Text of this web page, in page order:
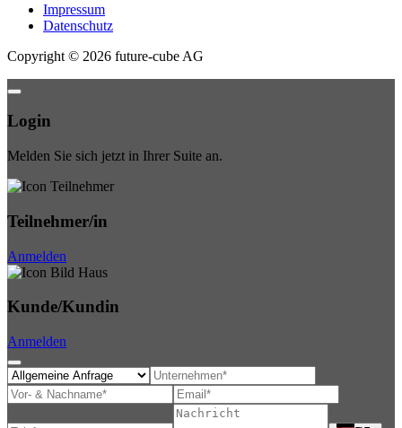
Impressum
Datenschutz
Copyright © 2026 future-cube AG
Login
Melden Sie sich jetzt in Ihrer Suite an.
Teilnehmer/in
Anmelden
Kunde/Kundin
Anmelden